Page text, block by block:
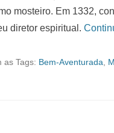
mosteiro. Em 1332,
diretor espiritual.
as Tags: Bem-Aventurada